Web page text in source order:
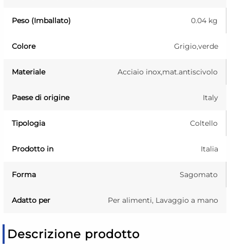
Peso (Imballato) 0.04 kg
Colore Grigio,verde
Materiale Acciaio inox,mat.antiscivolo
Paese di origine Italy
Tipologia Coltello
Prodotto in Italia
Forma Sagomato
Adatto per Per alimenti, Lavaggio a mano
Descrizione prodotto